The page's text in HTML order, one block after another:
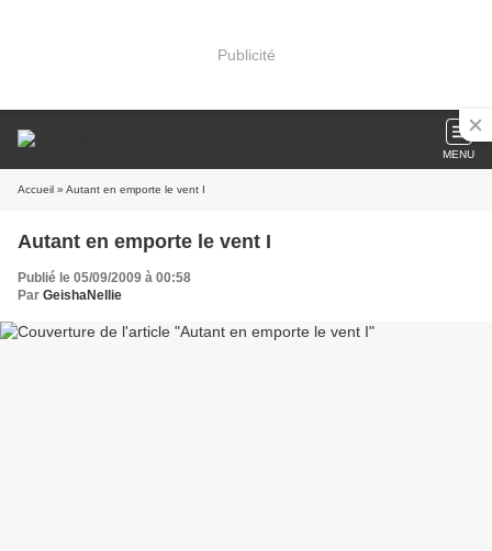
Publicité
MENU
Accueil » Autant en emporte le vent I
Autant en emporte le vent I
Publié le 05/09/2009 à 00:58
Par GeishaNellie